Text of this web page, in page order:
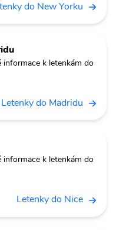
do New Yorku
informace k letenkám do
Letenky do Madridu
informace k letenkám do
Letenky do Nice